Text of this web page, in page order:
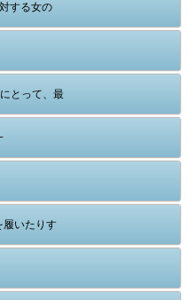
する女の
とって、最
履いたりす